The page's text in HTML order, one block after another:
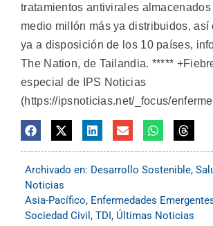
tratamientos antivirales
medio millón más ya distribuidos, así
ya a disposición de los 10 países,
The Nation, de Tailandia. *****
especial de IPS Noticias
(https://ipsnoticias.net/_focus/
Archivado en: Desarrollo Sostenible,
Noticias
Asia-Pacífico, Enfermedades
Sociedad Civil , TDI, Últimas Noticias